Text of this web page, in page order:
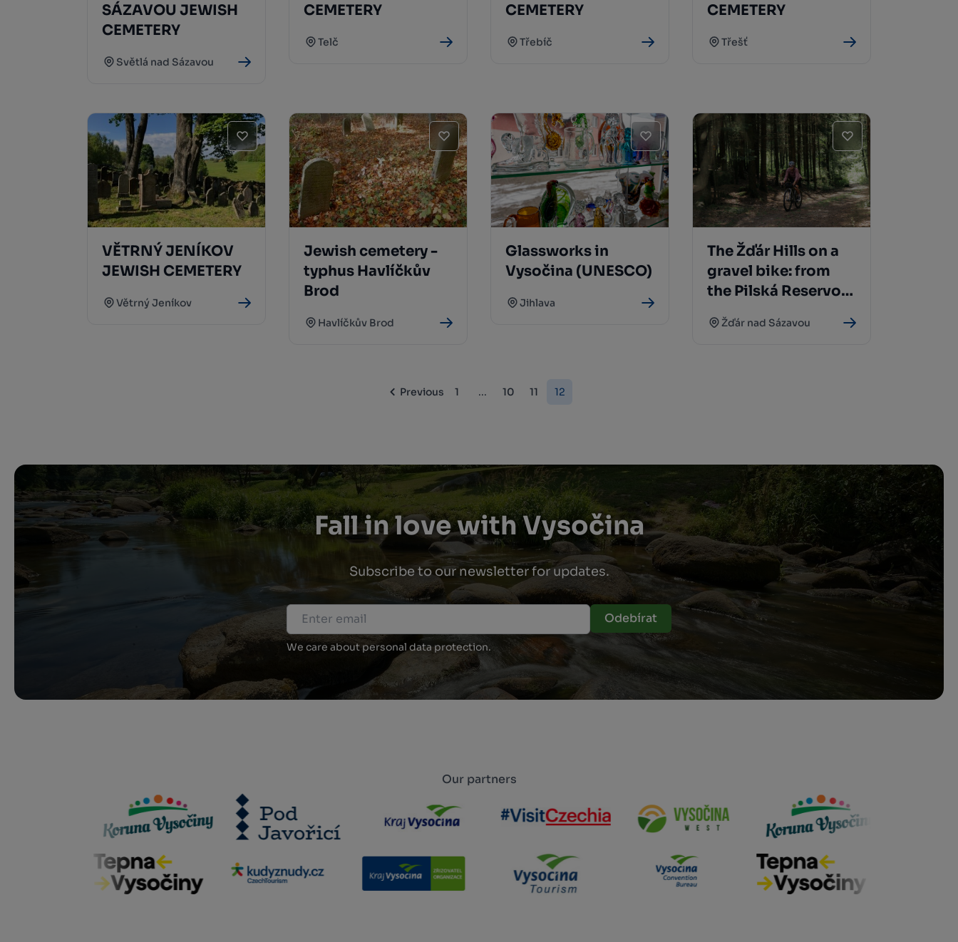
SÁZAVOU JEWISH
CEMETERY
Světlá nad Sázavou
CEMETERY
Telč
CEMETERY
Třebíč
CEMETERY
Třešť
VĚTRNÝ JENÍKOV
JEWISH CEMETERY
Větrný Jeníkov
Jewish cemetery -
typhus Havlíčkův
Brod
Havlíčkův Brod
Glassworks in
Vysočina (UNESCO)
Jihlava
The Žďár Hills on a
gravel bike: from
the Pilská Reservoir
Žďár nad Sázavou
Previous 1 ... 10 11 12
Fall in love with Vysočina
Subscribe to our newsletter for updates.
We care about personal data protection.
Odebírat
Our partners